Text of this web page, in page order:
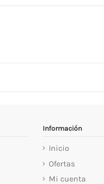
Información
Inicio
Ofertas
Mi cuenta